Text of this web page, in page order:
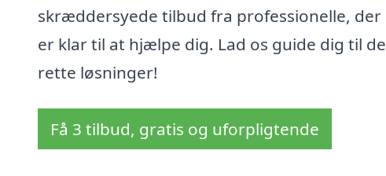
skræddersyede tilbud fra professionelle, der
er klar til at hjælpe dig. Lad os guide dig til de
rette løsninger!
Få 3 tilbud, gratis og uforpligtende